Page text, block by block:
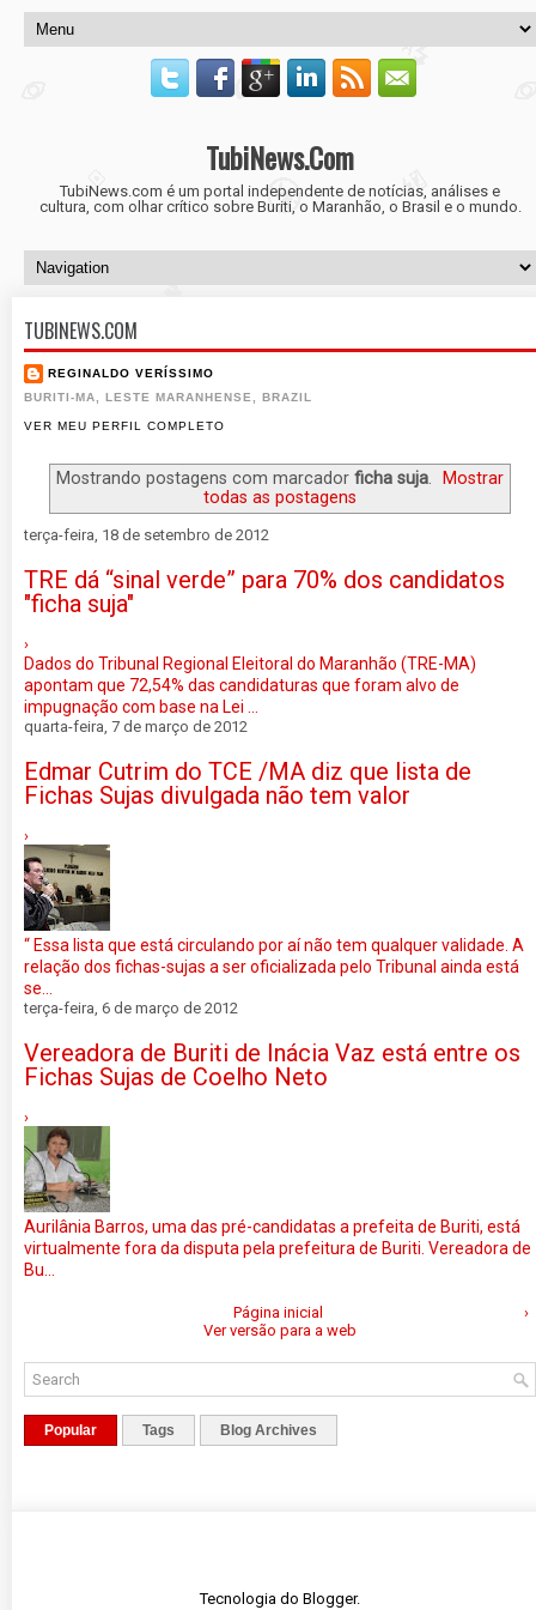
TubiNews.Com
TubiNews.com é um portal independente de notícias, análises e
cultura, com olhar crítico sobre Buriti, o Maranhão, o Brasil e o mundo.
TUBINEWS.COM
REGINALDO VERÍSSIMO
BURITI-MA, LESTE MARANHENSE, BRAZIL
VER MEU PERFIL COMPLETO
Mostrando postagens com marcador ficha suja.
Mostrar
todas as postagens
terça-feira, 18 de setembro de 2012
TRE dá “sinal verde” para 70% dos candidatos
"ficha suja"
›
Dados do Tribunal Regional Eleitoral do Maranhão (TRE-MA)
apontam que 72,54% das candidaturas que foram alvo de
impugnação com base na Lei ...
quarta-feira, 7 de março de 2012
Edmar Cutrim do TCE /MA diz que lista de
Fichas Sujas divulgada não tem valor
›
“ Essa lista que está circulando por aí não tem qualquer validade. A
relação dos fichas-sujas a ser oficializada pelo Tribunal ainda está
se...
terça-feira, 6 de março de 2012
Vereadora de Buriti de Inácia Vaz está entre os
Fichas Sujas de Coelho Neto
›
Aurilânia Barros, uma das pré-candidatas a prefeita de Buriti, está
virtualmente fora da disputa pela prefeitura de Buriti. Vereadora de
Bu...
›
Página inicial
Ver versão para a web
Popular Tags Blog Archives
Tecnologia do Blogger.